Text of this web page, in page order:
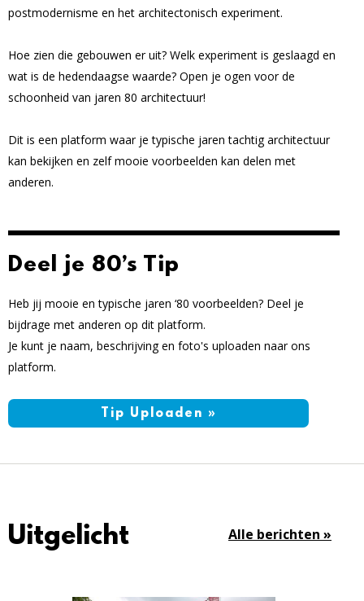
postmodernisme en het architectonisch experiment.
Hoe zien die gebouwen er uit? Welk experiment is geslaagd en
wat is de hedendaagse waarde? Open je ogen voor de
schoonheid van jaren 80 architectuur!
Dit is een platform waar je typische jaren tachtig architectuur
kan bekijken en zelf mooie voorbeelden kan delen met
anderen.
Deel je 80’s Tip
Heb jij mooie en typische jaren ‘80 voorbeelden? Deel je
bijdrage met anderen op dit platform.
Je kunt je naam, beschrijving en foto's uploaden naar ons
platform.
Tip Uploaden »
Uitgelicht Alle berichten »